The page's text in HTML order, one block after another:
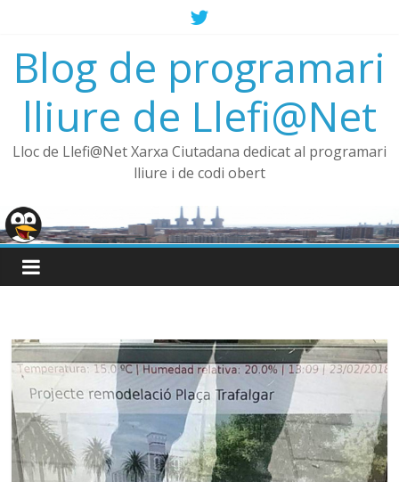
contenido
Blog de programari
lliure de Llefi@Net
Lloc de Llefi@Net Xarxa Ciutadana dedicat al programari
lliure i de codi obert